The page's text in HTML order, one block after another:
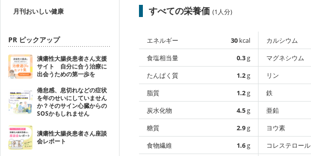
月刊おいしい健康
PR ピックアップ
潰瘍性大腸炎患者さん支援
サイト 自分に合う治療に
出会うための第一歩を
倦怠感、息切れなどの症状
を年のせいにしていません
か？そのサイン心臓からの
SOSかもしれません
潰瘍性大腸炎患者さん座談
会レポート
すべての栄養価 (1人分)
エネルギー 30 kcal
食塩相当量
0.3g
たんぱく質
1.2g
脂質
1.2g
炭水化物
4.5g
糖質
2.9g
食物繊維
1.6g
カルシウム
マグネシウム
リン
鉄
亜鉛
ヨウ素
コレステロール